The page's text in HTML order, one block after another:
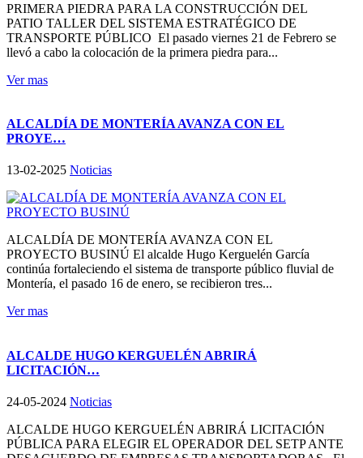
PRIMERA PIEDRA PARA LA CONSTRUCCIÓN DEL
PATIO TALLER DEL SISTEMA ESTRATÉGICO DE
TRANSPORTE PÚBLICO El pasado viernes 21 de Febrero se
llevó a cabo la colocación de la primera piedra para...
Ver mas
ALCALDÍA DE MONTERÍA AVANZA CON EL
PROYE…
13-02-2025 Noticias
ALCALDÍA DE MONTERÍA AVANZA CON EL
PROYECTO BUSINÚ El alcalde Hugo Kerguelén García
continúa fortaleciendo el sistema de transporte público fluvial de
Montería, el pasado 16 de enero, se recibieron tres...
Ver mas
ALCALDE HUGO KERGUELÉN ABRIRÁ
LICITACIÓN…
24-05-2024 Noticias
ALCALDE HUGO KERGUELÉN ABRIRÁ LICITACIÓN
PÚBLICA PARA ELEGIR EL OPERADOR DEL SETP ANTE